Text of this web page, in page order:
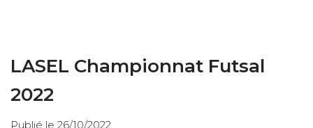
LASEL Championnat Futsal
2022
Publié le 26/10/2022